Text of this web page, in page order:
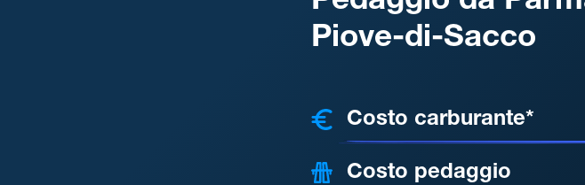
Piove-di-Sacco
Costo carburante*
Costo pedaggio